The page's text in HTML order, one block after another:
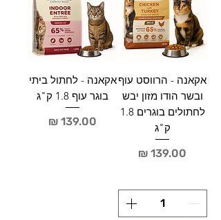
אקאנה - הרווסט עוף
ובשר הודו מזון יבש
לחתולים בוגרים 1.8
ק"ג
מחיר
אקאנה - לחתול ביתי
בוגר עוף 1.8 ק"ג
מחיר